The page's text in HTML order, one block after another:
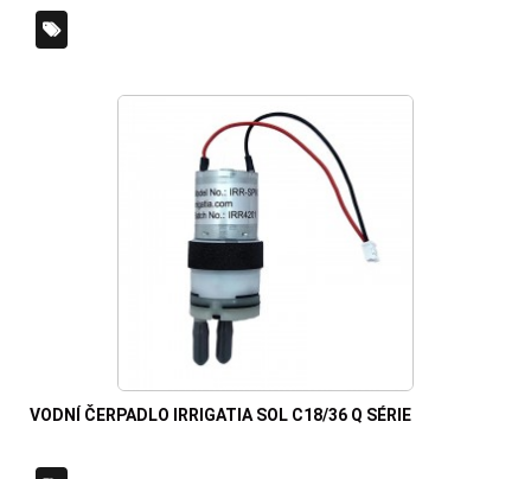
VODNÍ ČERPADLO IRRIGATIA SOL C18/36 Q SÉRIE